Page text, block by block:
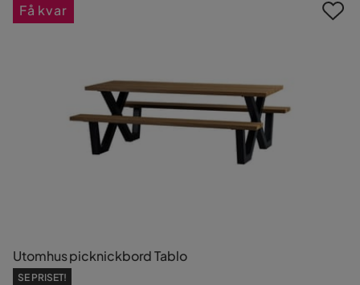
Utomhus picknickbord Tablo
SE PRISET!
Få kvar